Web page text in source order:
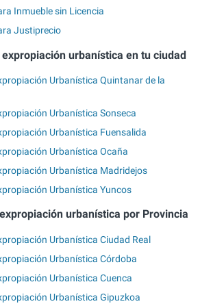
Inmueble sin Licencia
Justiprecio
urbanística en tu ciudad
Urbanística Quintanar de la
Urbanística Sonseca
Urbanística Fuensalida
Urbanística Ocaña
Urbanística Madridejos
Urbanística Yuncos
urbanística por Provincia
Urbanística Ciudad Real
Urbanística Córdoba
Urbanística Cuenca
Urbanística Gipuzkoa